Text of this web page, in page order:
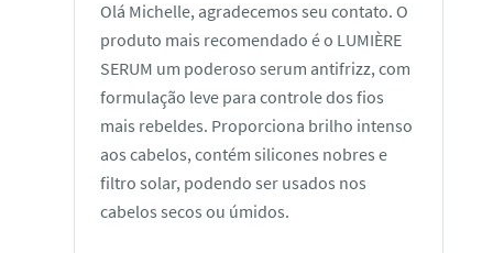
Olá Michelle, agradecemos seu contato. O
produto mais recomendado é o LUMIÈRE
SERUM um poderoso serum antifrizz, com
formulação leve para controle dos fios
mais rebeldes. Proporciona brilho intenso
aos cabelos, contém silicones nobres e
filtro solar, podendo ser usados nos
cabelos secos ou úmidos.